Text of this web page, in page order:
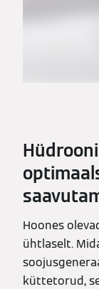
Hoones
ühtlaselt.
küttetorud,